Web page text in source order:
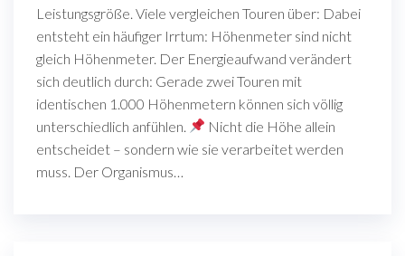
Leistungsgröße. Viele vergleichen Touren über: Dabei
entsteht ein häufiger Irrtum: Höhenmeter sind nicht
gleich Höhenmeter. Der Energieaufwand verändert
sich deutlich durch: Gerade zwei Touren mit
identischen 1.000 Höhenmetern können sich völlig
unterschiedlich anfühlen.
Nicht die Höhe allein
entscheidet – sondern wie sie verarbeitet werden
muss. Der Organismus…